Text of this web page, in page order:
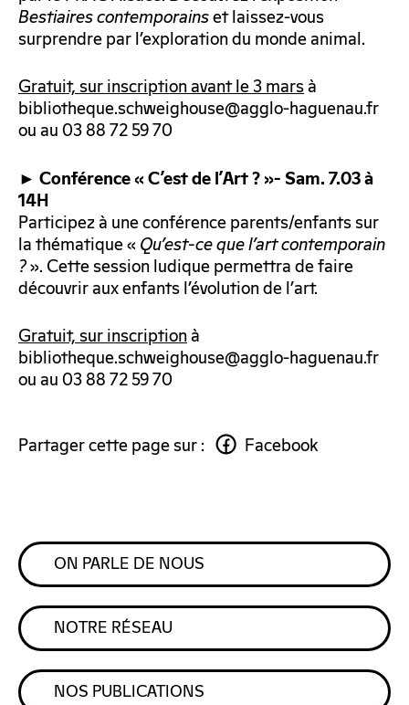
Bestiaires contemporainset laissez-vous
surprendre par l’exploration du monde animal.
Gratuit, sur inscription avant le 3 marsà
bibliotheque.schweighouse@agglo-haguenau.fr
ou au 03 88 72 59 70
► Conférence « C’est de l’Art ? »- Sam. 7.03 à
14H
Participez à une conférence parents/enfants sur
la thématique « Qu’est-ce que l’art contemporain
?». Cette session ludique permettra de faire
découvrir aux enfants l’évolution de l’art.
Gratuit, sur inscriptionà
bibliotheque.schweighouse@agglo-haguenau.fr
ou au 03 88 72 59 70
Partager cette page sur : Facebook
ON PARLE DE NOUS
NOTRE RÉSEAU
NOS PUBLICATIONS